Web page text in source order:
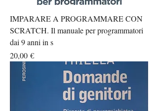
IMPARARE A PROGRAMMARE CON
SCRATCH. Il manuale per programmatori
dai 9 anni in s
Prezzo
20,00 €